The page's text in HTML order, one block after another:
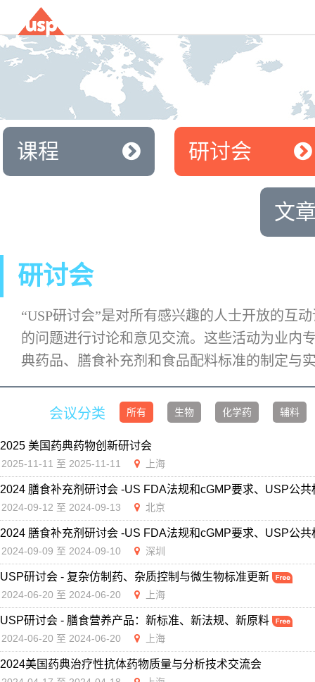
课程 研讨会
文
研讨会
“USP研讨会”是对所有感兴趣的人士开放的互
的问题进行讨论和意见交流。这些活动为业内
典药品、膳食补充剂和食品配料标准的制定与
会议分类 所有 生物 化学药 辅料
2025 美国药典药物创新研讨会
2025-11-11 至 2025-11-11 上海
2024 膳食补充剂研讨会 -US FDA法规和cGMP要求、USP公共
2024-09-12 至 2024-09-13 北京
2024 膳食补充剂研讨会 -US FDA法规和cGMP要求、USP公共
2024-09-09 至 2024-09-10 深圳
USP研讨会 - 复杂仿制药、杂质控制与微生物标准更新
2024-06-20 至 2024-06-20 上海
USP研讨会 - 膳食营养产品：新标准、新法规、新原料
2024-06-20 至 2024-06-20 上海
2024美国药典治疗性抗体药物质量与分析技术交流会